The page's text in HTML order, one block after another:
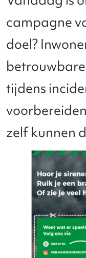
campagne
doel?
tijdens
zelf kunnen